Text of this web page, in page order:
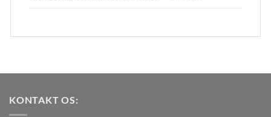
KONTAKT OS: